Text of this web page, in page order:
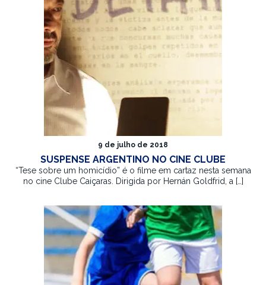
9 de julho de 2018
SUSPENSE ARGENTINO NO CINE CLUBE
“Tese sobre um homicídio” é o filme em cartaz nesta semana
no cine Clube Caiçaras. Dirigida por Hernán Goldfrid, a […]